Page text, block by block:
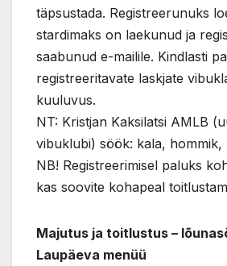
täpsustada. Registreerunuks
stardimaks on laekunud ja
saabunud e-mailile. Kindlasti
registreeritavate laskjate
kuuluvus.
NT: Kristjan Kaksilatsi AMLB
vibuklubi) söök: kala, hommik,
NB! Registreerimisel paluks
kas soovite kohapeal
Majutus ja toitlustus –
Laupäeva menüü